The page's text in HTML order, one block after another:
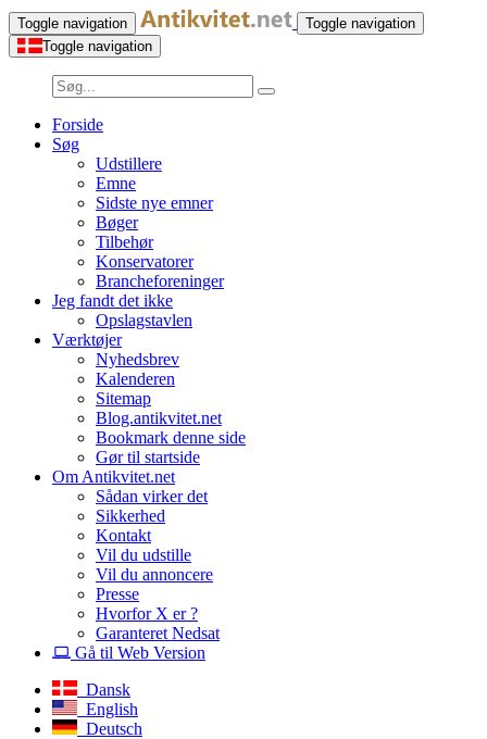
Toggle navigation
Toggle navigation
Toggle navigation
Forside
Søg
Udstillere
Emne
Sidste nye emner
Bøger
Tilbehør
Konservatorer
Brancheforeninger
Jeg fandt det ikke
Opslagstavlen
Værktøjer
Nyhedsbrev
Kalenderen
Sitemap
Blog.antikvitet.net
Bookmark denne side
Gør til startside
Om Antikvitet.net
Sådan virker det
Sikkerhed
Kontakt
Vil du udstille
Vil du annoncere
Presse
Hvorfor X er ?
Garanteret Nedsat
Gå til Web Version
Dansk
English
Deutsch